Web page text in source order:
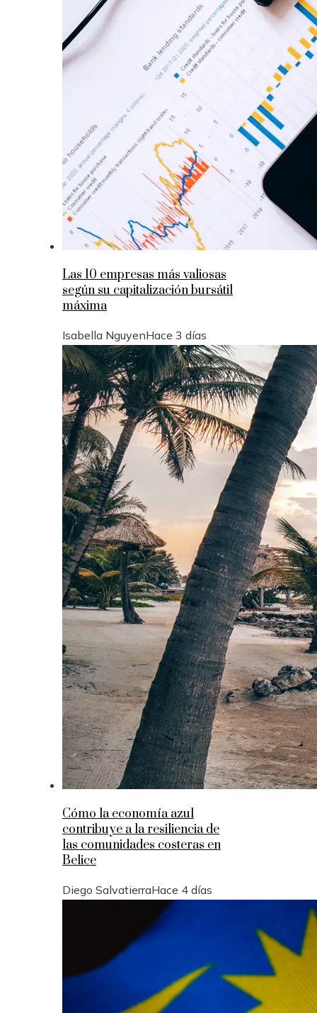
Las 10 empresas más valiosas
según su capitalización bursátil
máxima
Isabella NguyenHace 3 días
Cómo la economía azul
contribuye a la resiliencia de
las comunidades costeras en
Belice
Diego SalvatierraHace 4 días